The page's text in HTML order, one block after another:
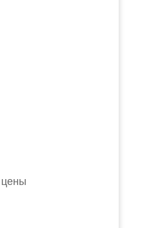
Музеи — расписание и цены